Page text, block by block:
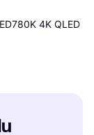
4K QLED